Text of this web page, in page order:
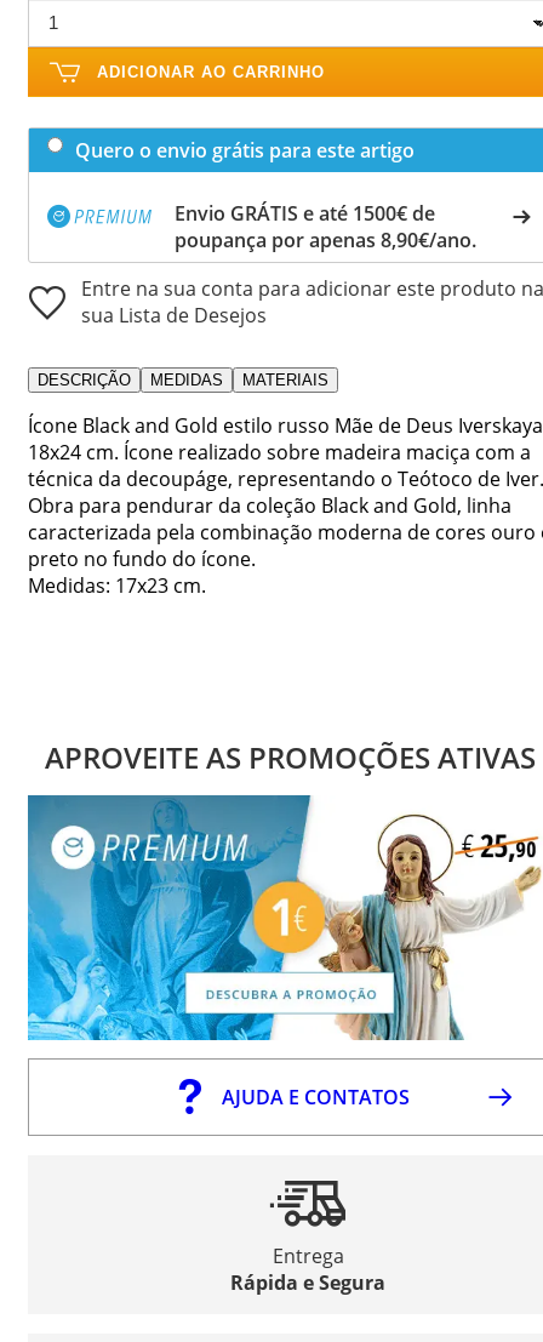
ADICIONAR AO CARRINHO
Quero o envio grátis para este artigo
Envio GRÁTIS e até 1500€ de
poupança por apenas 8,90€/ano.
Entre na sua conta para adicionar este produto na
sua Lista de Desejos
DESCRIÇÃO MEDIDAS MATERIAIS
Ícone Black and Gold estilo russo Mãe de Deus Iverskaya
18x24 cm. Ícone realizado sobre madeira maciça com a
técnica da decoupáge, representando o Teótoco de Iver.
Obra para pendurar da coleção Black and Gold, linha
caracterizada pela combinação moderna de cores ouro
preto no fundo do ícone.
Medidas: 17x23 cm.
APROVEITE AS PROMOÇÕES ATIVAS
AJUDA E CONTATOS
Entrega
Rápida e Segura